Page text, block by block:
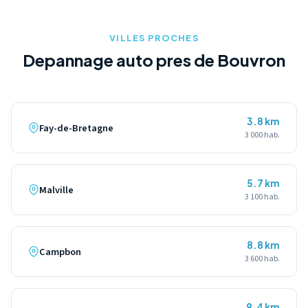
VILLES PROCHES
Depannage auto pres de Bouvron
Fay-de-Bretagne
3.8 km
3 000 hab.
Malville
5.7 km
3 100 hab.
Campbon
8.8 km
3 600 hab.